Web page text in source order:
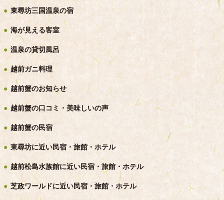
東尋坊三国温泉の宿
海が見える客室
温泉の貸切風呂
越前ガニ料理
越前蟹のお知らせ
越前蟹の口コミ・美味しいの声
越前蟹の民宿
東尋坊に近い民宿・旅館・ホテル
越前松島水族館に近い民宿・旅館・ホテル
芝政ワールドに近い民宿・旅館・ホテル